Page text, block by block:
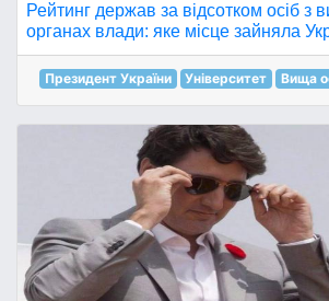
Рейтинг держав за відсотком осіб з
органах влади: яке місце зайняла
Президент України Університет Вища